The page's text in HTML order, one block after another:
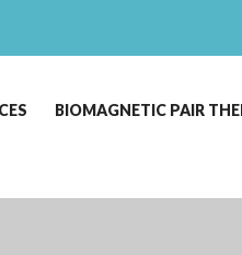
BIOMAGNETIC PAIR